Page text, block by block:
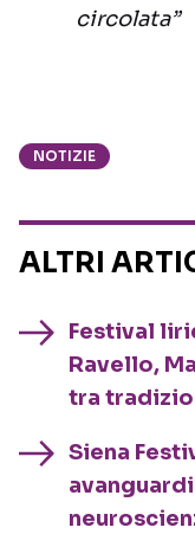
circolata”
NOTIZIE
ALTRI
Festival
Ravello,
tra
Siena